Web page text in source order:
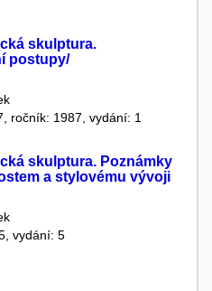
skulptura.
postupy/
ročník: 1987, vydání: 1
skulptura. Poznámky
a stylovému vývoji
vydání: 5